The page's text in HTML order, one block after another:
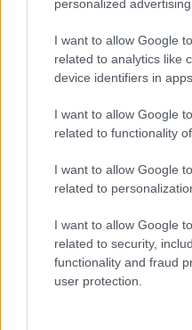
personalized advertising.
I want to allow Google
related to analytics like
device identifiers in apps.
I want to allow Google
related to functionality
I want to allow Google
related to
I want to allow Google
related to security,
functionality and fraud
user protection.
Világsztárok a
2016. 06. 22. |Kultúrpart
Újra Paloznak lesz a
ismét gazdag programmal
augusztus 4-5-6.-án